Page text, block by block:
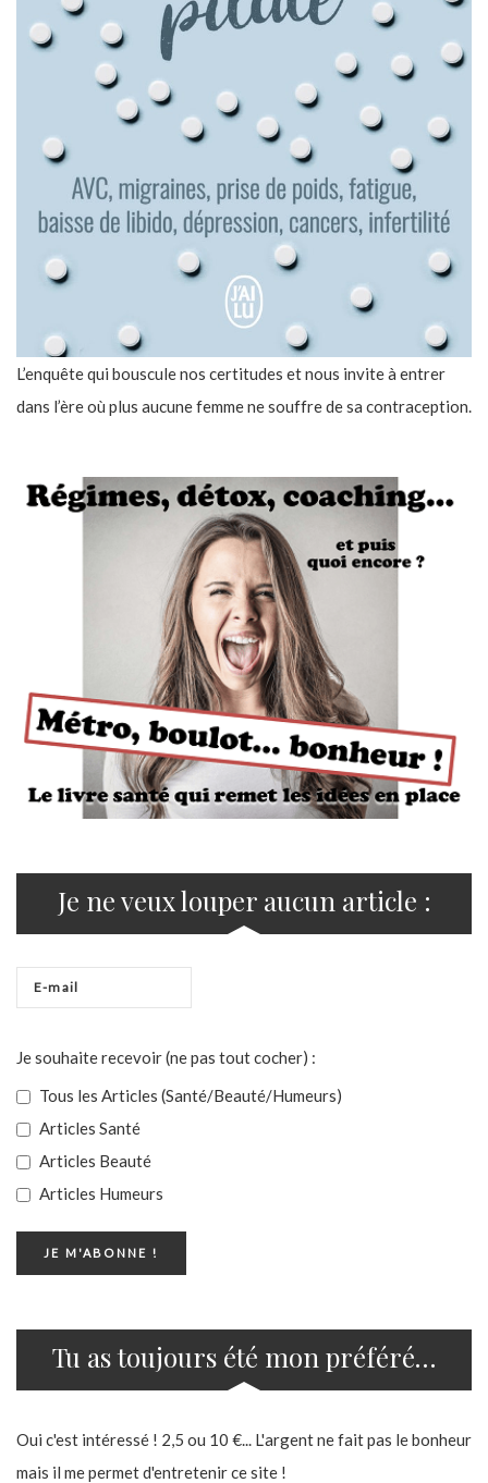
L’enquête qui bouscule nos certitudes et nous invite à entrer
dans l’ère où plus aucune femme ne souffre de sa contraception.
Je ne veux louper aucun article :
Je souhaite recevoir (ne pas tout cocher) :
Tous les Articles (Santé/Beauté/Humeurs)
Articles Santé
Articles Beauté
Articles Humeurs
Tu as toujours été mon préféré…
Oui c'est intéressé ! 2,5 ou 10 €... L'argent ne fait pas le bonheur
mais il me permet d'entretenir ce site !